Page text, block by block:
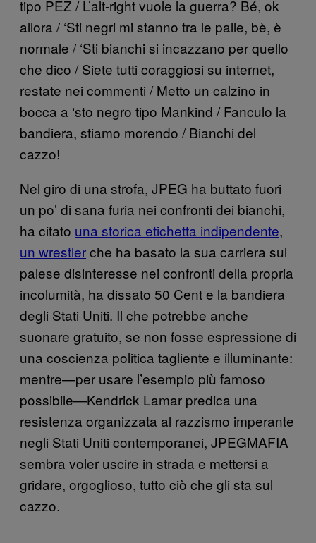
tipo PEZ / L’alt-right vuole la guerra? Bé, ok
allora / ‘Sti negri mi stanno tra le palle, bè, è
normale / ‘Sti bianchi si incazzano per quello
che dico / Siete tutti coraggiosi su internet,
restate nei commenti / Metto un calzino in
bocca a ‘sto negro tipo Mankind / Fanculo la
bandiera, stiamo morendo / Bianchi del
cazzo!
Nel giro di una strofa, JPEG ha buttato fuori
un po’ di sana furia nei confronti dei bianchi,
ha citato una storica etichetta indipendente,
un wrestlerche ha basato la sua carriera sul
palese disinteresse nei confronti della propria
incolumità, ha dissato 50 Cent e la bandiera
degli Stati Uniti. Il che potrebbe anche
suonare gratuito, se non fosse espressione di
una coscienza politica tagliente e illuminante:
mentre—per usare l’esempio più famoso
possibile—Kendrick Lamar predica una
resistenza organizzata al razzismo imperante
negli Stati Uniti contemporanei, JPEGMAFIA
sembra voler uscire in strada e mettersi a
gridare, orgoglioso, tutto ciò che gli sta sul
cazzo.